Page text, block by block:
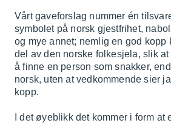
Vårt gaveforslag nummer én
symbolet på norsk gjestfrihet,
og mye annet; nemlig en god kopp
del av den norske folkesjela, slik
å finne en person som snakker,
norsk, uten at vedkommende sier
kopp.
I det øyeblikk det kommer i form at